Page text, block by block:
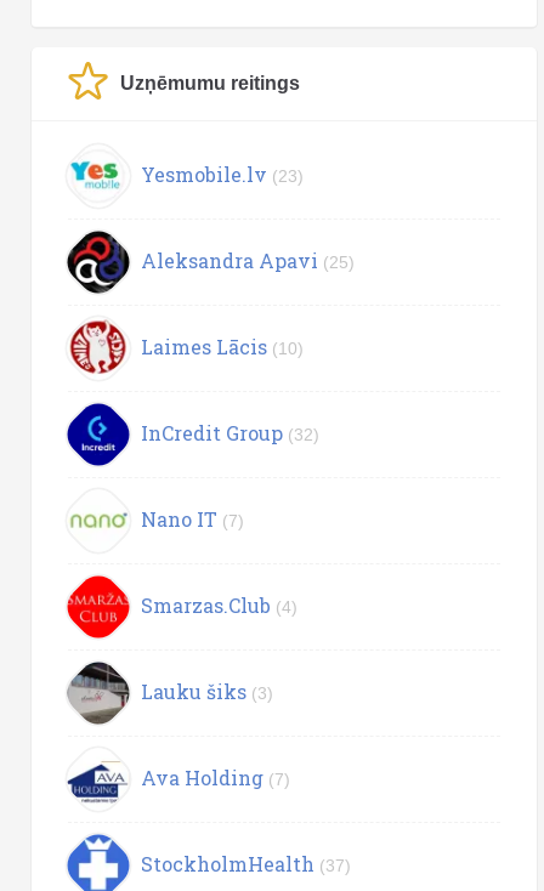
Uzņēmumu reitings
Yesmobile.lv (23)
Aleksandra Apavi (25)
Laimes Lācis (10)
InCredit Group (32)
Nano IT (7)
Smarzas.Club (4)
Lauku šiks (3)
Ava Holding (7)
StockholmHealth (37)